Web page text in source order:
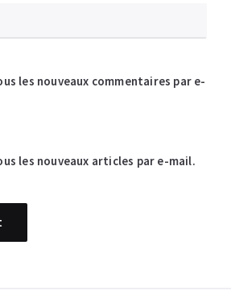
les nouveaux commentaires par e-
les nouveaux articles par e-mail.